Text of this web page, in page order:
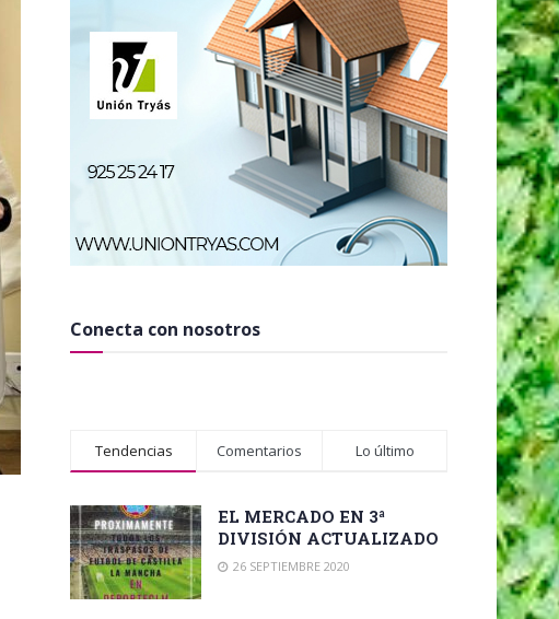
Conecta con nosotros
Tendencias Comentarios Lo último
EL MERCADO EN 3ª
DIVISIÓN ACTUALIZADO
26 SEPTIEMBRE 2020